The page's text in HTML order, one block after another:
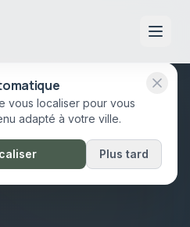
vous localiser pour vous
adapté à votre ville.
Plus tard